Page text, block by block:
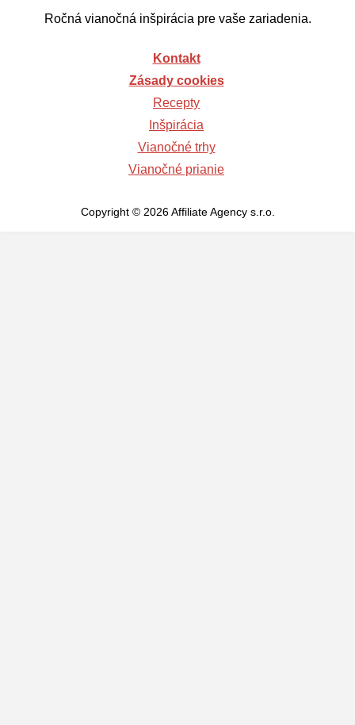
Ročná vianočná inšpirácia pre vaše zariadenia.
Kontakt
Zásady cookies
Recepty
Inšpirácia
Vianočné trhy
Vianočné prianie
Copyright © 2026 Affiliate Agency s.r.o.